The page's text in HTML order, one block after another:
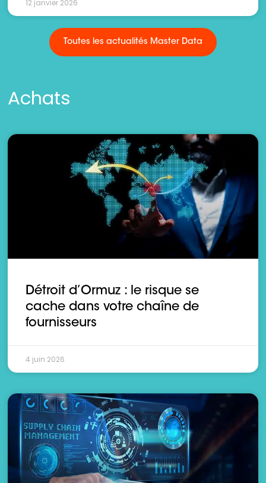
12 janvier 2026
Toutes les actualités Master Data
Achats
Détroit d’Ormuz : le risque se
cache dans votre chaîne de
fournisseurs
4 juin 2026